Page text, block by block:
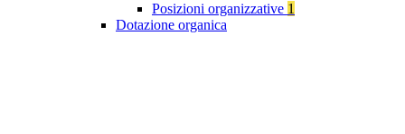
Posizioni organizzative 1
Dotazione organica